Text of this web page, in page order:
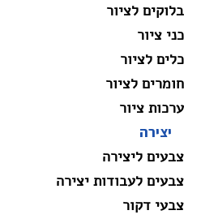
בלוקים לציור
כני ציור
כלים לציור
חומרים לציור
ערכות ציור
יצירה
צבעים ליצירה
צבעים לעבודות יצירה
צבעי דקור